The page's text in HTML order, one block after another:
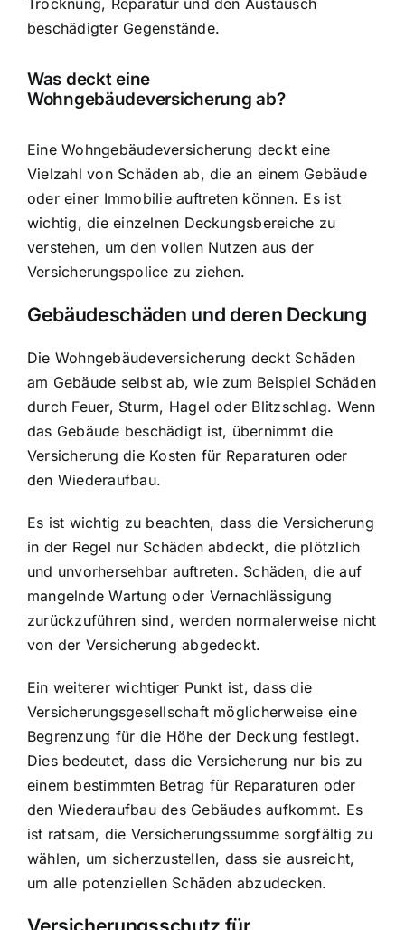
Trocknung, Reparatur und den Austausch
beschädigter Gegenstände.
Was deckt eine
Wohngebäudeversicherung ab?
Eine Wohngebäudeversicherung deckt eine
Vielzahl von Schäden ab, die an einem Gebäude
oder einer Immobilie auftreten können. Es ist
wichtig, die einzelnen Deckungsbereiche zu
verstehen, um den vollen Nutzen aus der
Versicherungspolice zu ziehen.
Gebäudeschäden und deren Deckung
Die Wohngebäudeversicherung deckt Schäden
am Gebäude selbst ab, wie zum Beispiel Schäden
durch Feuer, Sturm, Hagel oder Blitzschlag. Wenn
das Gebäude beschädigt ist, übernimmt die
Versicherung die Kosten für Reparaturen oder
den Wiederaufbau.
Es ist wichtig zu beachten, dass die Versicherung
in der Regel nur Schäden abdeckt, die plötzlich
und unvorhersehbar auftreten. Schäden, die auf
mangelnde Wartung oder Vernachlässigung
zurückzuführen sind, werden normalerweise nicht
von der Versicherung abgedeckt.
Ein weiterer wichtiger Punkt ist, dass die
Versicherungsgesellschaft möglicherweise eine
Begrenzung für die Höhe der Deckung festlegt.
Dies bedeutet, dass die Versicherung nur bis zu
einem bestimmten Betrag für Reparaturen oder
den Wiederaufbau des Gebäudes aufkommt. Es
ist ratsam, die Versicherungssumme sorgfältig zu
wählen, um sicherzustellen, dass sie ausreicht,
um alle potenziellen Schäden abzudecken.